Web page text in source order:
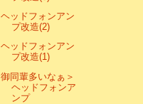
ヘッドフォンアン
プ改造(2)
ヘッドフォンアン
プ改造(1)
御同輩多いなぁ＞
ヘッドフォンア
ンプ